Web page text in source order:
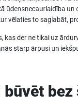
ūdensnecaurlaidība
vēlaties to saglabāt,
kas der ne tikai uz
starp ārpusi un